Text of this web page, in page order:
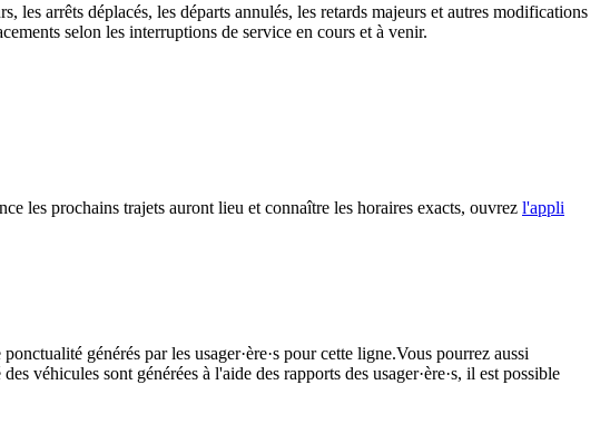
arrêts déplacés, les départs annulés, les retards majeurs et autres modifications
selon les interruptions de service en cours et à venir.
les prochains trajets auront lieu et connaître les horaires exacts, ouvrez l'appli
générés par les usager·ère·s pour cette ligne.Vous pourrez aussi
véhicules sont générées à l'aide des rapports des usager·ère·s, il est possible